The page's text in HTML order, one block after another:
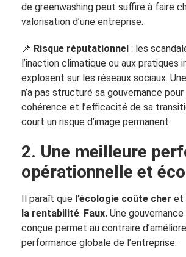
de greenwashing peut suffire à faire
valorisation d’une entreprise.
📌 Risque réputationnel : les
l’inaction climatique ou aux pratiques
explosent sur les réseaux sociaux.
n’a pas structuré sa gouvernance
cohérence et l’efficacité de sa
court un risque d’image permanent.
2. Une meilleure
opérationnelle et
Il paraît que l’écologie coûte cher et
la rentabilité. Faux. Une
conçue permet au contraire
performance globale de l’entreprise.